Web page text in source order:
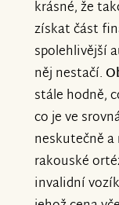
krásné, že
získat část
spolehlivější
něj nestačí.
stále hodně,
co je ve
neskutečně
rakouské
invalidní